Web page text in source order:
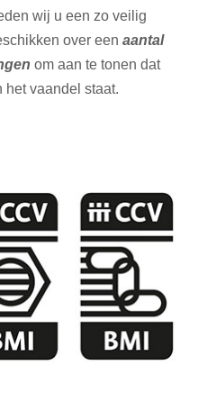
wij u een zo veilig
over een aantal
om aan te tonen dat
het vaandel staat.